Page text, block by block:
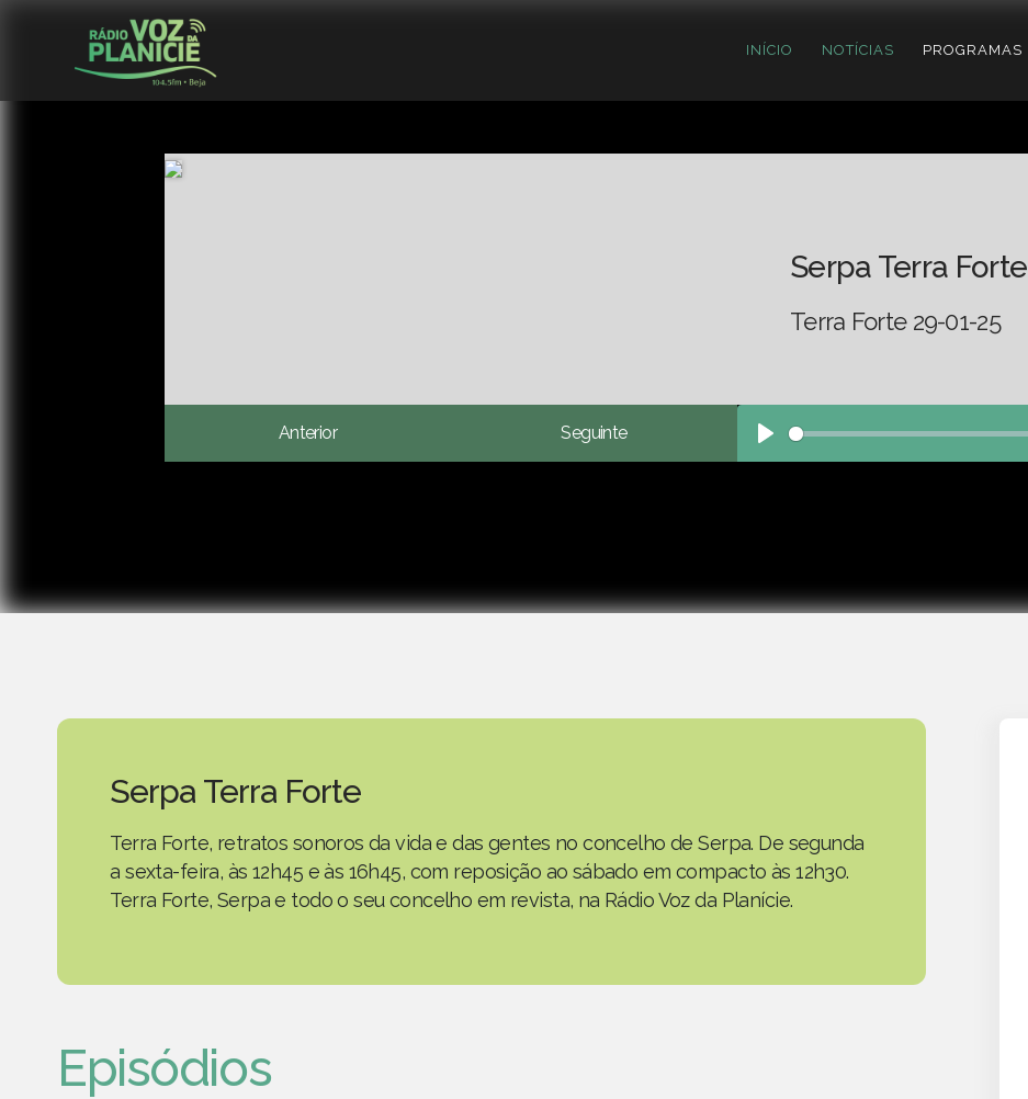
INÍCIO NOTÍCIAS PROGRAMAS
Serpa Terra Forte
Terra Forte 29-01-25
Anterior Seguinte
Play
Serpa Terra Forte
Terra Forte, retratos sonoros da vida e das gentes no concelho de Serpa. De segunda
a sexta-feira, às 12h45 e às 16h45, com reposição ao sábado em compacto às 12h30.
Terra Forte, Serpa e todo o seu concelho em revista, na Rádio Voz da Planície.
Episódios